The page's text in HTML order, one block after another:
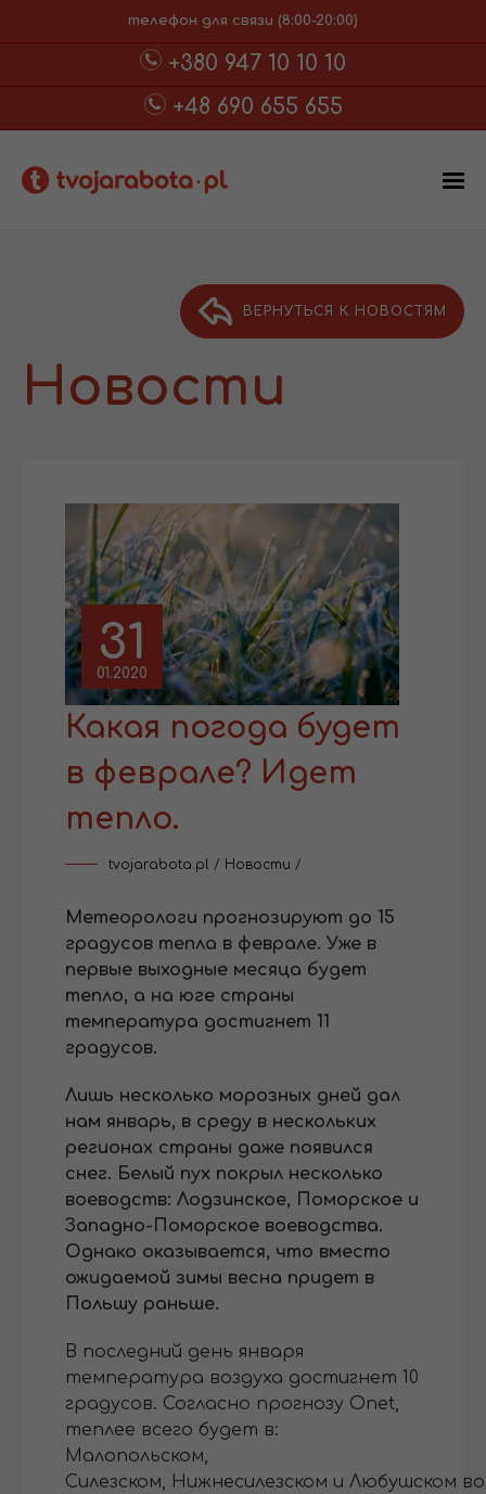
телефон для связи (8:00-20:00)
+380 947 10 10 10
+48 690 655 655
ВЕРНУТЬСЯ К НОВОСТЯМ
Новости
31
01.2020
Какая погода будет
в феврале? Идет
тепло.
tvojarabota.pl / Новости /
Метеорологи прогнозируют до 15
градусов тепла в феврале. Уже в
первые выходные месяца будет
тепло, а на юге страны
температура достигнет 11
градусов.
Лишь несколько морозных дней дал
нам январь, в среду в нескольких
регионах страны даже появился
снег. Белый пух покрыл несколько
воеводств: Лодзинское, Поморское и
Западно-Поморское воеводства.
Однако оказывается, что вместо
ожидаемой зимы весна придет в
Польшу раньше.
В последний день января
температура воздуха достигнет 10
градусов. Согласно прогнозу Onet,
теплее всего будет в:
Малопольском,
Силезском, Нижнесилезском и Любушском